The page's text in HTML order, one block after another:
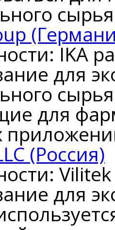
IKA
для
для
(Россия)
для